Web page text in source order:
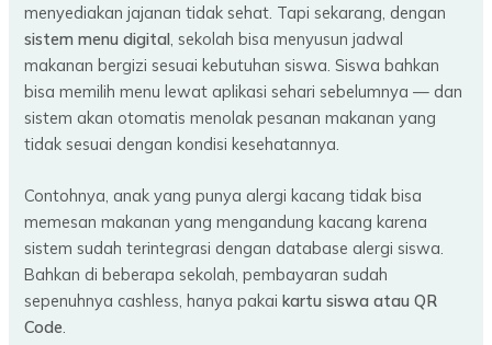
menyediakan jajanan tidak sehat. Tapi sekarang, dengan
sistem menu digital, sekolah bisa menyusun jadwal
makanan bergizi sesuai kebutuhan siswa. Siswa bahkan
bisa memilih menu lewat aplikasi sehari sebelumnya — dan
sistem akan otomatis menolak pesanan makanan yang
tidak sesuai dengan kondisi kesehatannya.
Contohnya, anak yang punya alergi kacang tidak bisa
memesan makanan yang mengandung kacang karena
sistem sudah terintegrasi dengan database alergi siswa.
Bahkan di beberapa sekolah, pembayaran sudah
sepenuhnya cashless, hanya pakaikartu siswa atau QR
Code.